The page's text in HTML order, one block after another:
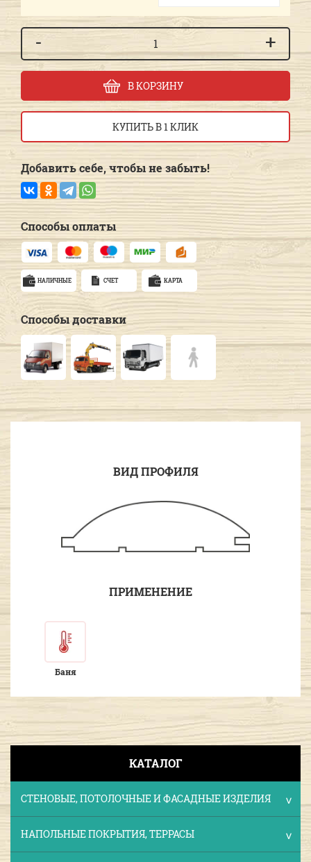
КАТАЛОГ
СТЕНОВЫЕ, ПОТОЛОЧНЫЕ И ФАСАДНЫЕ ИЗДЕЛИЯ
НАПОЛЬНЫЕ ПОКРЫТИЯ, ТЕРРАСЫ
- +
В КОРЗИНУ
КУПИТЬ В 1 КЛИК
Добавить себе, чтобы не забыть!
Способы оплаты
НАЛИЧНЫЕ СЧЕТ КАРТА
Способы доставки
ВИД ПРОФИЛЯ
ПРИМЕНЕНИЕ
Баня